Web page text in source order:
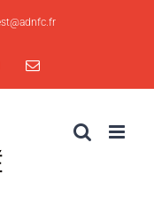
Email